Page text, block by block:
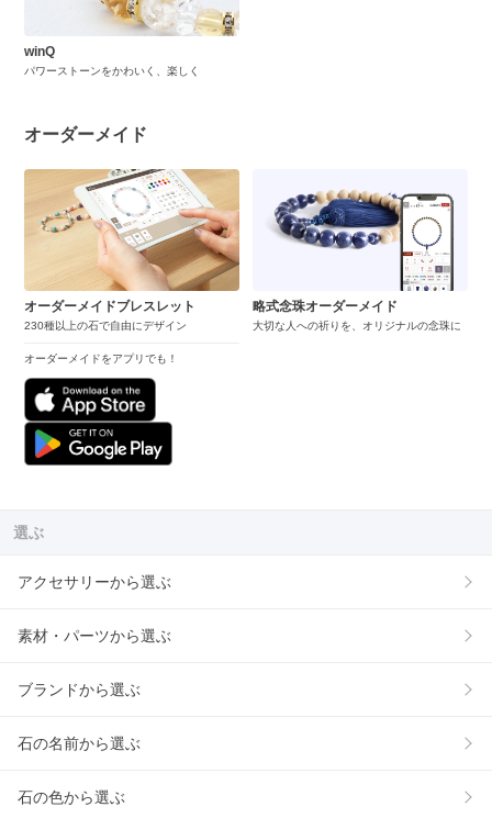
winQ
パワーストーンをかわいく、楽しく
オーダーメイド
オーダーメイドブレスレット
230種以上の石で自由にデザイン
オーダーメイドをアプリでも！
略式念珠オーダーメイド
大切な人への祈りを、オリジナルの念珠に
選ぶ
アクセサリーから選ぶ
素材・パーツから選ぶ
ブランドから選ぶ
石の名前から選ぶ
石の色から選ぶ